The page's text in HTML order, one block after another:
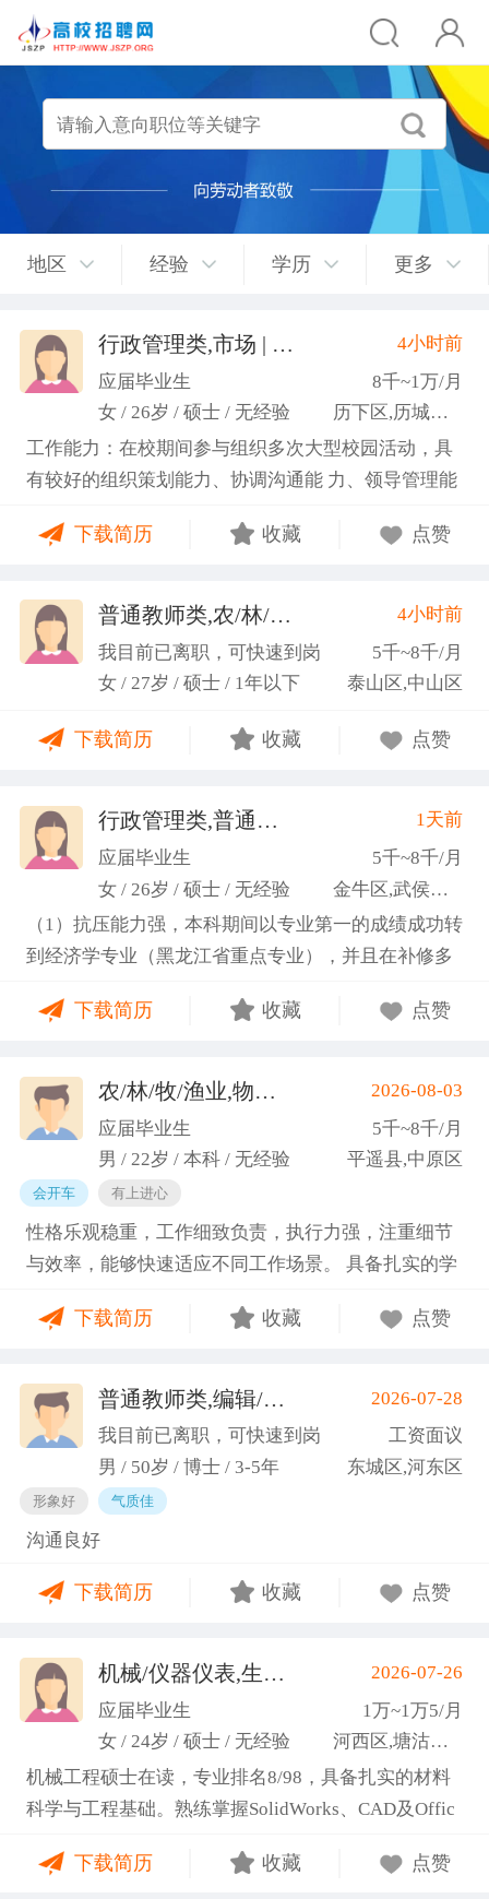
地区 经验 学历 更多
行政管理类,市场 | 媒介 | 广告 | 设计,人事/行政/后勤
4小时前
应届毕业生
8千~1万/月
女 / 26岁 / 硕士 / 无经验
历下区,历城区,市中区
工作能力：在校期间参与组织多次大型校园活动，具
有较好的组织策划能力、协调沟通能 力、领导管理能
务； 学习能力：有清晰的自我定位，能够很好地吸纳
做事认真细心，具有较强的执行力、高度敬业精神、
良好的职业操 守和团队协作精神。
下载简历 收藏 点赞
普通教师类,农/林/牧/渔业 (张卓璐)4小时前
我目前已离职，可快速到岗
5千~8千/月
女 / 27岁 / 硕士 / 1年以下
泰山区,中山区
下载简历 收藏 点赞
行政管理类,普通教师类
1天前
应届毕业生
5千~8千/月
女 / 26岁 / 硕士 / 无经验
金牛区,武侯区,青羊区
（1）抗压能力强，本科期间以专业第一的成绩成功转
到经济学专业（黑龙江省重点专业），并且在补修多
学；研一刚入学就跟随导师参加多个项目书撰写，其
基金项目以及国家重大课题项目申报书的撰写。
（2）沟通能力强，2023年9月-2024年6月在研究生管
理办公室担任助管，主要负责硕士、博士研究生开
题、预答辩和正式答辩答辩秘书工作，同时负责研究
生入学复试相关工作，研究生日常事务管理工作，与
老师和同学多方沟通协调；2025年4月-2025年7月在
图书馆信息处担任助管，主要负责毕业生论文查重、
上传，毕业生信息核对，以及协助图书馆老师与学生
沟通举办各种活动。 （3）组织管理能力强，在读期
一百余人，并组织每天口语晨读活动，同时不定期举
办各种社团内部活动，如迎新、英语角等。
下载简历 收藏 点赞
农/林/牧/渔业,物业管理,环保,物流/仓储,人事/行政/后勤
2026-08-03
应届毕业生
5千~8千/月
男 / 22岁 / 本科 / 无经验
平遥县,中原区
会开车 有上进心
性格乐观稳重，工作细致负责，执行力强，注重细节
与效率，能够快速适应不同工作场景。 具备扎实的学
路与良好的问题处理意识。 拥有较强的团队协作与跨
稳步成长并创造价值。
下载简历 收藏 点赞
普通教师类,编辑/出版/印刷 (刘先生)
2026-07-28
我目前已离职，可快速到岗
工资面议
男 / 50岁 / 博士 / 3-5年
东城区,河东区
形象好 气质佳
沟通良好
下载简历 收藏 点赞
机械/仪器仪表,生产管理/研发 (高蕾)
2026-07-26
应届毕业生
1万~1万5/月
女 / 24岁 / 硕士 / 无经验
河西区,塘沽区,东丽区
机械工程硕士在读，专业排名8/98，具备扎实的材料
科学与工程基础。熟练掌握SolidWorks、CAD及Offic
2项天津市科研项目，擅长实验设计与数据分析;曾带
下载简历 收藏 点赞